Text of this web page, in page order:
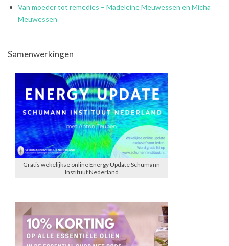
Van moeder tot remedies – Madeleine Meuwessen en Micha
Meuwessen
Samenwerkingen
Gratis wekelijkse online Energy Update Schumann
Instituut Nederland